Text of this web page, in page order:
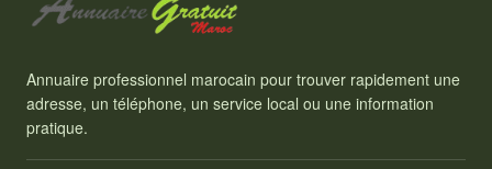
Annuaire professionnel marocain pour trouver rapidement une
adresse, un téléphone, un service local ou une information
pratique.